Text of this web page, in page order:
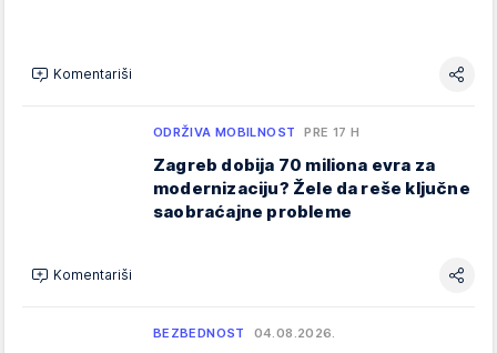
Komentariši
ODRŽIVA MOBILNOST PRE 17 H
Zagreb dobija 70 miliona evra za
modernizaciju? Žele da reše ključne
saobraćajne probleme
Komentariši
BEZBEDNOST 04.08.2026.